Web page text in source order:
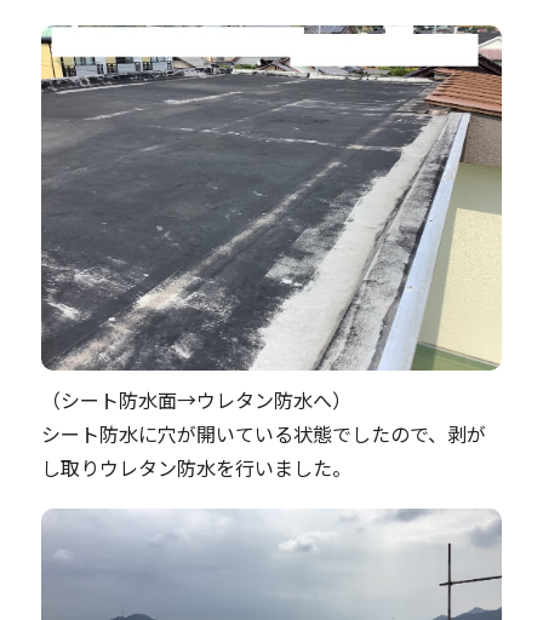
（シート防水面→ウレタン防水へ）
シート防水に穴が開いている状態でしたので、剥が
し取りウレタン防水を行いました。